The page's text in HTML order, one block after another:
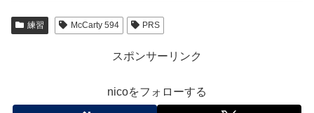
練習 McCarty 594 PRS
スポンサーリンク
nicoをフォローする